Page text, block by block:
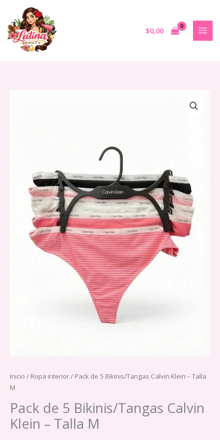
contenido
$0,00
Inicio / Ropa interior/ Pack de 5 Bikinis/Tangas Calvin Klein – Talla
M
Pack de 5 Bikinis/Tangas Calvin
Klein – Talla M